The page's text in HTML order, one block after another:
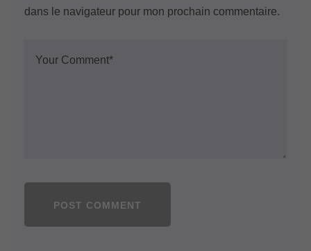
dans le navigateur pour mon prochain commentaire.
POST COMMENT